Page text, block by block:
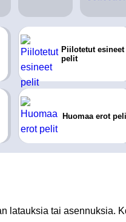
Piilotetut esineet
pelit
Huomaa erot
latauksia tai asennuksia.